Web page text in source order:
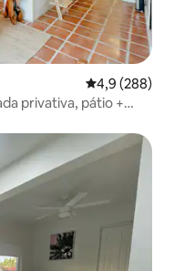
4,9 de uma
4,9 (288)
privativa, pátio +